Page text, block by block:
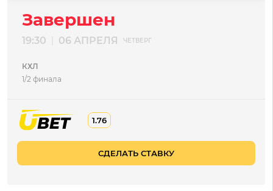
Завершен
19:30 06 АПРЕЛЯ ЧЕТВЕРГ
КХЛ
1/2 финала
1.76
СДЕЛАТЬ СТАВКУ